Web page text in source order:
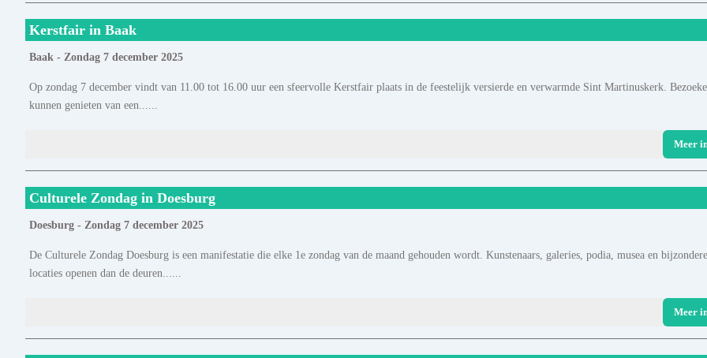
Kerstfair in Baak
Baak - Zondag 7 december 2025
Op zondag 7 december vindt van 11.00 tot 16.00 uur een sfeervolle Kerstfair plaats in de feestelijk versierde en verwarmde Sint Martinuskerk.
kunnen genieten van een......
Meer
Culturele Zondag in Doesburg
Doesburg - Zondag 7 december 2025
De Culturele Zondag Doesburg is een manifestatie die elke 1e zondag van de maand gehouden wordt. Kunstenaars, galeries, podia, musea en bijzondere
locaties openen dan de deuren......
Meer